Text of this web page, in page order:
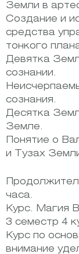
Земли в
Создание и
средства
тонкого
Девятка
сознании.
сознания.
Десятка
Земле.
Понятие о
и Тузах
часа.
Курс. Магия
3 семестр 4
Курс по
внимание